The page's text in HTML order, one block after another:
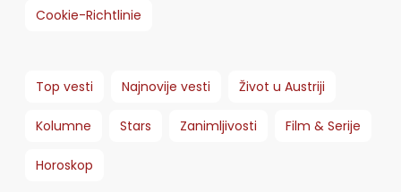
Cookie-Richtlinie
Top vesti Najnovije vesti Život u Austriji
Kolumne Stars Zanimljivosti Film & Serije
Horoskop